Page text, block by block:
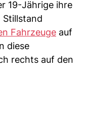
19-Jährige ihre
Stillstand
Fahrzeuge auf
diese
rechts auf den